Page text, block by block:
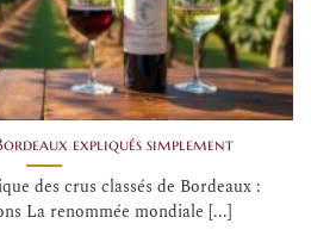
expliqués simplement
des crus classés de Bordeaux :
La renommée mondiale [...]